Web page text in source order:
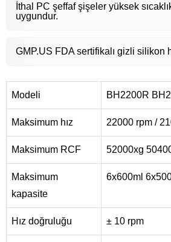
İthal PC şeffaf şişeler yüksek
uygundur.
GMP.US FDA sertifikalı gizli silikon
Modeli BH2200R
Maksimum hız 22000 rpm /
Maksimum RCF 52000xg
Maksimum
kapasite
6x600ml
Hız doğruluğu ± 10 rpm